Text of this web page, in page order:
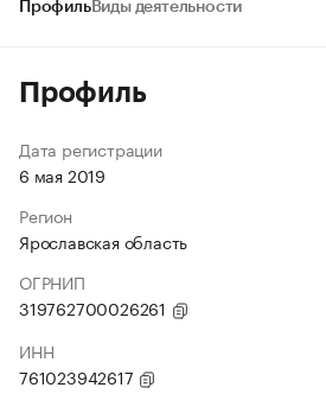
ПрофильВиды деятельности
Профиль
Дата регистрации
6 мая 2019
Регион
Ярославская область
ОГРНИП
319762700026261
ИНН
761023942617